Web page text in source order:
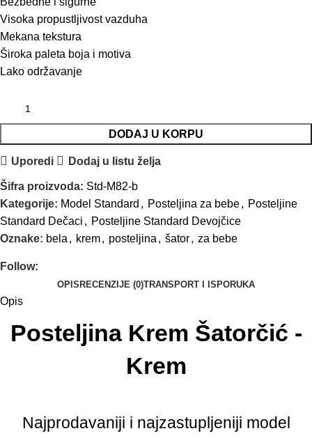
Visoka propustljivost vazduha
Mekana tekstura
Široka paleta boja i motiva
Lako održavanje
DODAJ U KORPU
Uporedi Dodaj u listu želja
Šifra proizvoda: Std-M82-b
Kategorije: Model Standard , Posteljina za bebe, Posteljine
Standard Dečaci , Posteljine Standard Devojčice
Oznake: bela , krem, posteljina , šator, za bebe
Follow:
OPIS RECENZIJE (0)TRANSPORT I ISPORUKA
Opis
Posteljina Krem Šatorčić -
Krem
Najprodavaniji i najzastupljeniji model